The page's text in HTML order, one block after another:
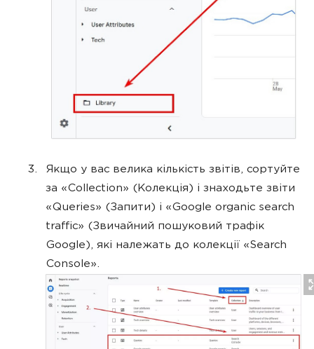
Якщо у вас велика кількість звітів, сортуйте
за «Collection» (Колекція) і знаходьте звіти
«Queries» (Запити) і «Google organic search
traffic» (Звичайний пошуковий трафік
Google), які належать до колекції «Search
Console».